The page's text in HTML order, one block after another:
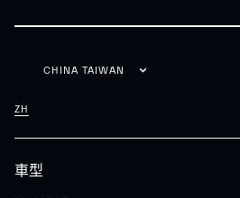
車型
CHINA TAIWAN
ZH